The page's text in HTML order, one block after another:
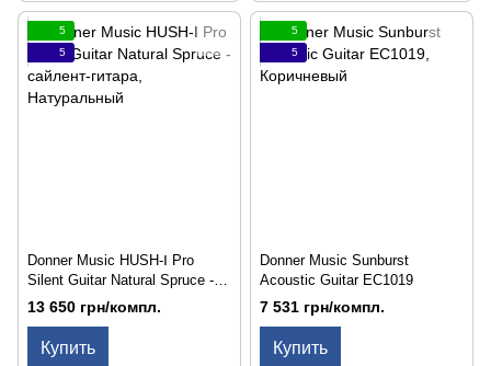
5
5
Donner Music HUSH-Ⅰ Pro
Silent Guitar Natural Spruce -
сайлент-гитара
13 650 грн/компл.
Купить
5
5
Donner Music Sunburst
Acoustic Guitar EC1019
7 531 грн/компл.
Купить